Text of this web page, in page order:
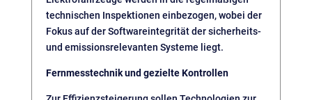
technischen Inspektionen einbezogen, wobei der
Fokus auf der Softwareintegrität der sicherheits-
und emissionsrelevanten Systeme liegt.
Fernmesstechnik und gezielte Kontrollen